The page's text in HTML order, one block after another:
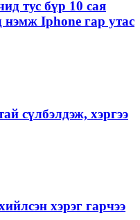
тус бүр 10 сая
нэмж Iphone гар утас
сүлбэлдэж, хэргээ
хэрэг гарчээ